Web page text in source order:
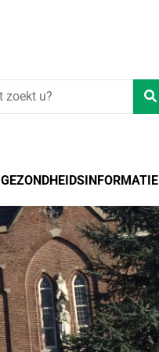
GEZONDHEIDSINFORMATIE